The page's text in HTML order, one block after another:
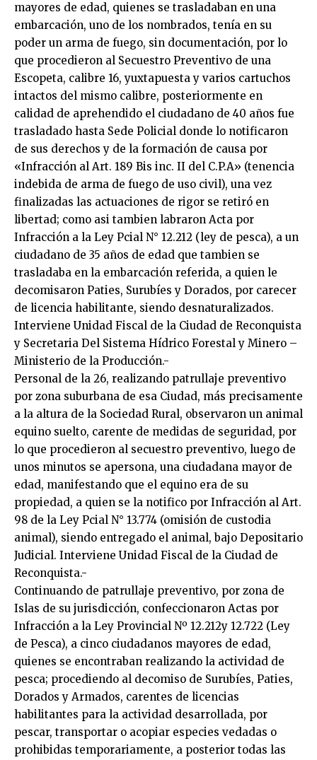
mayores de edad, quienes se trasladaban en una
embarcación, uno de los nombrados, tenía en su
poder un arma de fuego, sin documentación, por lo
que procedieron al Secuestro Preventivo de una
Escopeta, calibre 16, yuxtapuesta y varios cartuchos
intactos del mismo calibre, posteriormente en
calidad de aprehendido el ciudadano de 40 años fue
trasladado hasta Sede Policial donde lo notificaron
de sus derechos y de la formación de causa por
«Infracción al Art. 189 Bis inc. II del C.P.A» (tenencia
indebida de arma de fuego de uso civil), una vez
finalizadas las actuaciones de rigor se retiró en
libertad; como asi tambien labraron Acta por
Infracción a la Ley Pcial N° 12.212 (ley de pesca), a un
ciudadano de 35 años de edad que tambien se
trasladaba en la embarcación referida, a quien le
decomisaron Paties, Surubíes y Dorados, por carecer
de licencia habilitante, siendo desnaturalizados.
Interviene Unidad Fiscal de la Ciudad de Reconquista
y Secretaria Del Sistema Hídrico Forestal y Minero –
Ministerio de la Producción.-
Personal de la 26, realizando patrullaje preventivo
por zona suburbana de esa Ciudad, más precisamente
a la altura de la Sociedad Rural, observaron un animal
equino suelto, carente de medidas de seguridad, por
lo que procedieron al secuestro preventivo, luego de
unos minutos se apersona, una ciudadana mayor de
edad, manifestando que el equino era de su
propiedad, a quien se la notifico por Infracción al Art.
98 de la Ley Pcial N° 13.774 (omisión de custodia
animal), siendo entregado el animal, bajo Depositario
Judicial. Interviene Unidad Fiscal de la Ciudad de
Reconquista.-
Continuando de patrullaje preventivo, por zona de
Islas de su jurisdicción, confeccionaron Actas por
Infracción a la Ley Provincial Nº 12.212y 12.722 (Ley
de Pesca), a cinco ciudadanos mayores de edad,
quienes se encontraban realizando la actividad de
pesca; procediendo al decomiso de Surubíes, Paties,
Dorados y Armados, carentes de licencias
habilitantes para la actividad desarrollada, por
pescar, transportar o acopiar especies vedadas o
prohibidas temporariamente, a posterior todas las